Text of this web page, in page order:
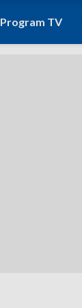
Program TV